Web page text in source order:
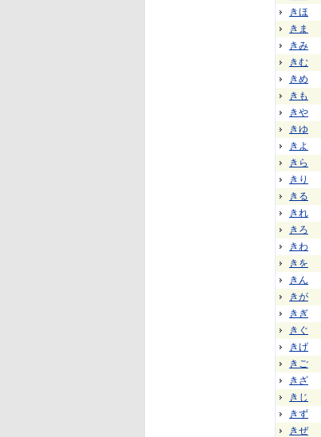
きほ
きま
きみ
きむ
きめ
きも
きや
きゆ
きよ
きら
きり
きる
きれ
きろ
きわ
きを
きん
きが
きぎ
きぐ
きげ
きご
きざ
きじ
きず
きぜ